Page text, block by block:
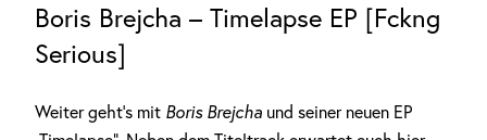
Boris Brejcha – Timelapse EP [Fckng
Serious]
Weiter geht’s mit Boris Brejcha und seiner neuen EP